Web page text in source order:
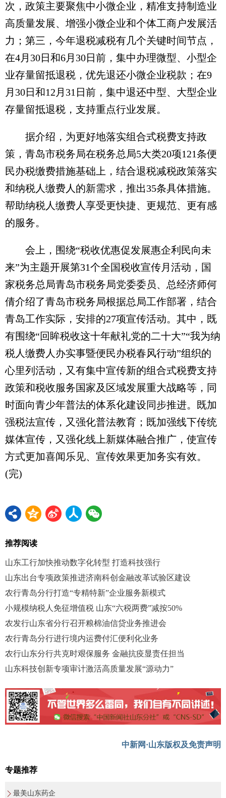
次，政策主要聚焦中小微企业，精准支持制造业
高质量发展、增强小微企业和个体工商户发展活
力；第三，今年退税减税有几个关键时间节点，
在4月30日和6月30日前，集中办理微型、小型企
业存量留抵退税，优先退还小微企业税款；在9
月30日和12月31日前，集中退还中型、大型企业
存量留抵退税，支持重点行业发展。
据介绍，为更好地落实组合式税费支持政
策，青岛市税务局在税务总局5大类20项121条便
民办税缴费措施基础上，结合退税减税政策落实
和纳税人缴费人的新需求，推出35条具体措施。
帮助纳税人缴费人享受更快捷、更规范、更有感
的服务。
会上，围绕“税收优惠促发展惠企利民向未
来”为主题开展第31个全国税收宣传月活动，国
家税务总局青岛市税务局党委委员、总经济师何
倩介绍了青岛市税务局根据总局工作部署，结合
青岛工作实际，安排的27项宣传活动。其中，既
有围绕“回眸税收这十年献礼党的二十大”“我为纳
税人缴费人办实事暨便民办税春风行动”组织的
心里列活动，又有集中宣传新的组合式税费支持
政策和税收服务国家及区域发展重大战略等，同
时面向青少年普法的体系化建设同步推进。既加
强税法宣传，又强化普法教育；既加强线下传统
媒体宣传，又强化线上新媒体融合推广，使宣传
方式更加喜闻乐见、宣传效果更加务实有效。
(完)
推荐阅读
山东工行加快推动数字化转型 打造科技强行
山东出台专项政策推进济南科创金融改革试验区建设
农行青岛分行打造“专精特新”企业服务新模式
小规模纳税人免征增值税 山东“六税两费”减按50%
农发行山东省分行召开粮棉油信贷业务推进会
农行青岛分行进行境内运费付汇便利化业务
农行山东分行共克时艰保服务 金融抗疫显责任担当
山东科技创新专项审计激活高质量发展“源动力”
中新网·山东版权及免责声明
专题推荐
最美山东药企